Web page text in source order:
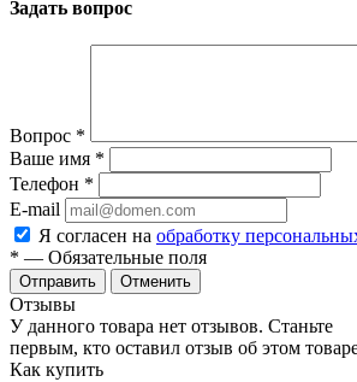
Задать вопрос
Вопрос *
Ваше имя *
Телефон *
E-mail
Я согласен на обработку
* — Обязательные поля
Отменить
Отзывы
У данного товара нет отзывов. Станьте
первым, кто оставил отзыв об этом
Как купить